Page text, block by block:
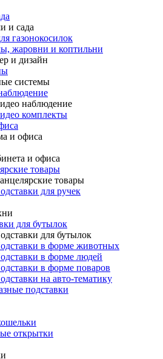
и сада
газонокосилок
жаровни и коптильни
и дизайн
системы
наблюдение
комплекты
и офиса
и офиса
товары
товары
для ручек
для бутылок
для бутылок
в форме животных
в форме людей
в форме поваров
на авто-тематику
подставки
открытки